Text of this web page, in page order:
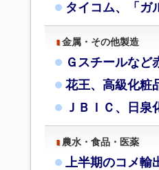
タイコム、「ガ
金属・その他製造
Ｇスチールなど
花王、高級化粧
ＪＢＩＣ、日泉
農水・食品・医薬
上半期のコメ輸